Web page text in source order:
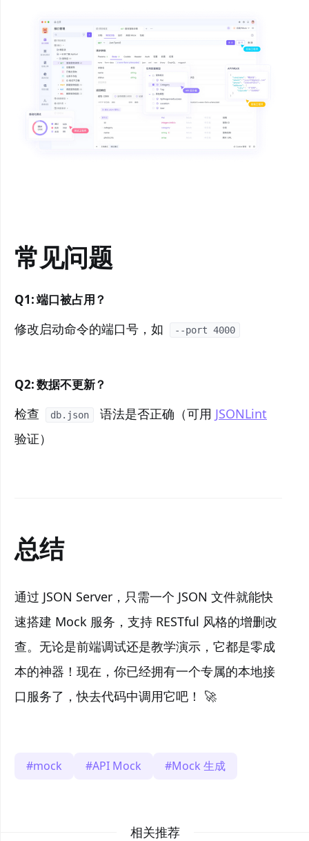
常见问题
Q1:端口被占用？
修改启动命令的端口号，如 --port 4000
Q2:数据不更新？
检查 db.json 语法是否正确（可用 JSONLint
验证）
总结
通过 JSON Server，只需一个 JSON 文件就能快
速搭建 Mock 服务，支持 RESTful 风格的增删改
查。无论是前端调试还是教学演示，它都是零成
本的神器！现在，你已经拥有一个专属的本地接
口服务了，快去代码中调用它吧！ 🚀
mock API Mock Mock 生成
相关推荐